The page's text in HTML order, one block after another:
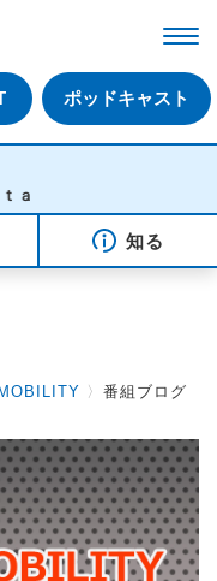
ポッドキャスト
知る
〉番組ブログ